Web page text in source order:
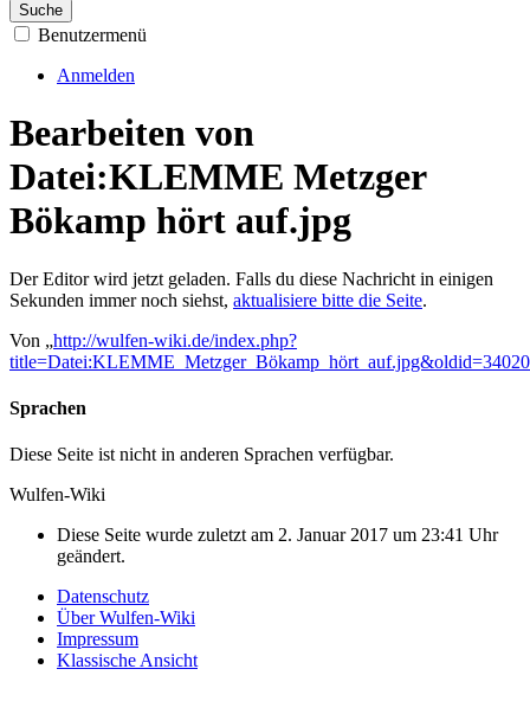
Suche
Benutzermenü
Anmelden
Bearbeiten von
Datei:KLEMME Metzger
Bökamp hört auf.jpg
Der Editor wird jetzt geladen. Falls du diese Nachricht in einigen
Sekunden immer noch siehst, aktualisiere bitte die Seite.
Von „http://wulfen-wiki.de/index.php?
title=Datei:KLEMME_Metzger_Bökamp_hört_auf.jpg&oldid=34020
Sprachen
Diese Seite ist nicht in anderen Sprachen verfügbar.
Wulfen-Wiki
Diese Seite wurde zuletzt am 2. Januar 2017 um 23:41 Uhr
geändert.
Datenschutz
Über Wulfen-Wiki
Impressum
Klassische Ansicht